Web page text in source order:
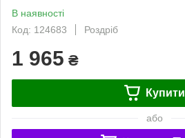
В наявності
Код: 124683
Роздріб
1 965 ₴
Купити
або